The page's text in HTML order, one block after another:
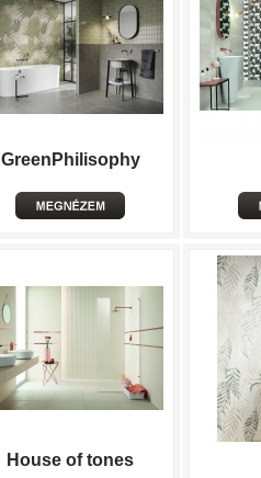
GreenPhilisophy
House of tones